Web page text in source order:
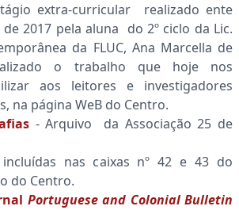
extra-curricular realizado ente
2017 pela aluna do 2º ciclo da Lic.
da FLUC, Ana Marcella de
o trabalho que hoje nos
aos leitores e investigadores
na página WeB do Centro.
- Arquivo da Associação 25 de
nas caixas nº 42 e 43 do
do Centro.
Portuguese and Colonial Bulletin